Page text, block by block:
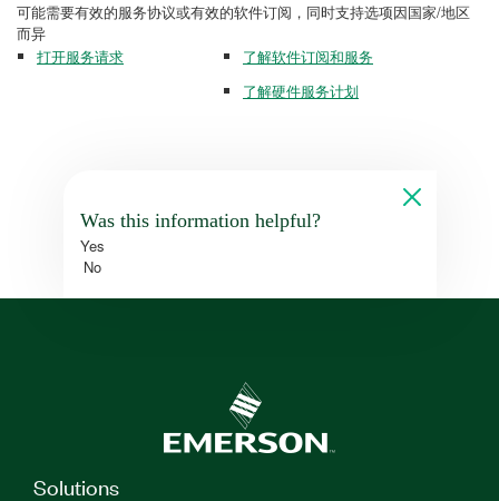
可能需要有效的服务协议或有效的软件订阅，同时支持选项因国家/地区
而异
打开服务请求
了解软件订阅和服务
了解硬件服务计划
Was this information helpful?
Yes
No
Solutions